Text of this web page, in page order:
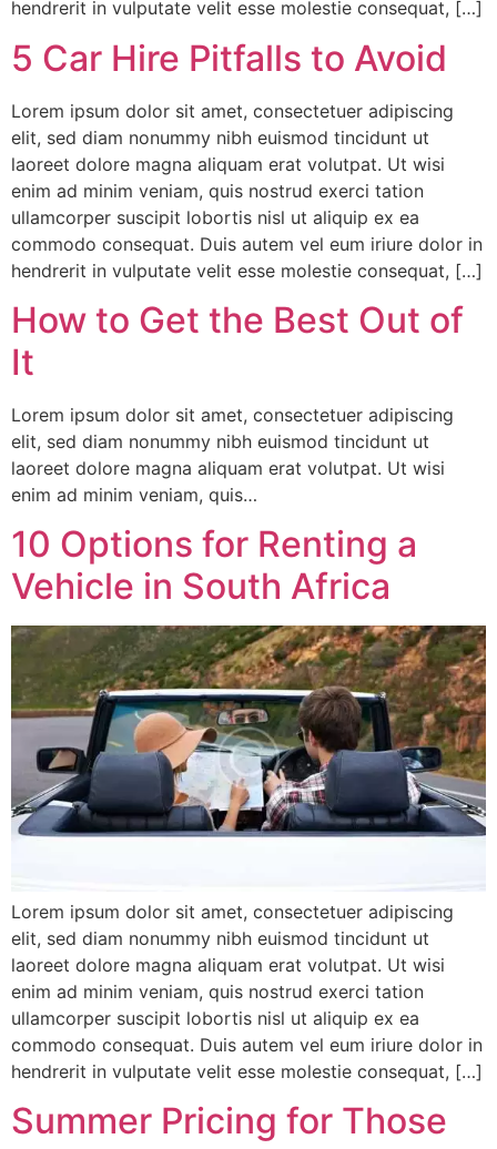
hendrerit in vulputate velit esse molestie consequat, […]
5 Car Hire Pitfalls to Avoid
Lorem ipsum dolor sit amet, consectetuer adipiscing
elit, sed diam nonummy nibh euismod tincidunt ut
laoreet dolore magna aliquam erat volutpat. Ut wisi
enim ad minim veniam, quis nostrud exerci tation
ullamcorper suscipit lobortis nisl ut aliquip ex ea
commodo consequat. Duis autem vel eum iriure dolor in
hendrerit in vulputate velit esse molestie consequat, […]
How to Get the Best Out of
It
Lorem ipsum dolor sit amet, consectetuer adipiscing
elit, sed diam nonummy nibh euismod tincidunt ut
laoreet dolore magna aliquam erat volutpat. Ut wisi
enim ad minim veniam, quis…
10 Options for Renting a
Vehicle in South Africa
Lorem ipsum dolor sit amet, consectetuer adipiscing
elit, sed diam nonummy nibh euismod tincidunt ut
laoreet dolore magna aliquam erat volutpat. Ut wisi
enim ad minim veniam, quis nostrud exerci tation
ullamcorper suscipit lobortis nisl ut aliquip ex ea
commodo consequat. Duis autem vel eum iriure dolor in
hendrerit in vulputate velit esse molestie consequat, […]
Summer Pricing for Those